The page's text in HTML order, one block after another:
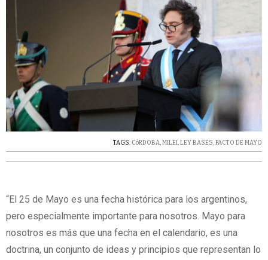
TAGS: CóRDOBA,MILEI,LEY BASES,PACTO DE MAYO
“El 25 de Mayo es una fecha histórica para los argentinos,
pero especialmente importante para nosotros. Mayo para
nosotros es más que una fecha en el calendario, es una
doctrina, un conjunto de ideas y principios que representan lo